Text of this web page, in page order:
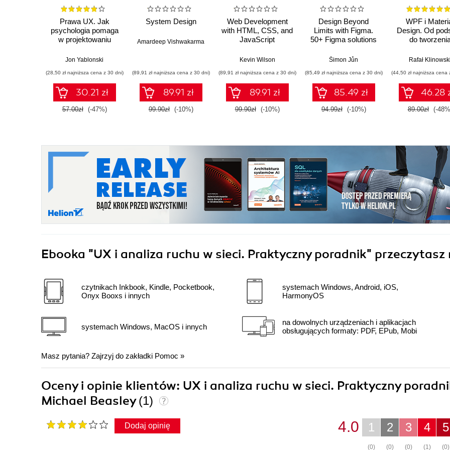
Prawa UX. Jak
psychologia pomaga
w projektowaniu
usług. Wydanie II
Jon Yablonski
(28,50 zł najniższa cena z 30 dni)
30.21 zł
57.00zł (-47%)
System Design
Amardeep Vishwakarma
(89,91 zł najniższa cena z 30 dni)
89.91 zł
99.90zł (-10%)
Web Development
with HTML, CSS, and
JavaScript
Kevin Wilson
(89,91 zł najniższa cena z 30 dni)
89.91 zł
99.90zł (-10%)
Design Beyond
Limits with Figma.
50+ Figma solutions
collaboration,
design systems in
modern UX/UI
Šimon Jůn
(85,49 zł najniższa cena z 30 dni)
85.49 zł
94.99zł (-10%)
WPF i
Design. Od
do
aplikacji
Rafał Klinowski
(44,50 zł najniższa cena
46.28
89.00zł (-
Ebooka "UX i analiza ruchu w sieci. Praktyczny poradnik" przeczytasz
czytnikach Inkbook, Kindle, Pocketbook,
Onyx Booxs i innych
systemach Windows, MacOS i innych
systemach Windows, Android, iOS,
HarmonyOS
na dowolnych urządzeniach i aplikacjach
obsługujących formaty: PDF, EPub, Mobi
Masz pytania? Zajrzyj do zakładki Pomoc »
Oceny i opinie klientów: UX i analiza ruchu w sieci. Praktyczny
Michael Beasley(1)
Dodaj opinię 5
(0)
4
(1)
3
(0)
2
(0)
1
(0)
4.0